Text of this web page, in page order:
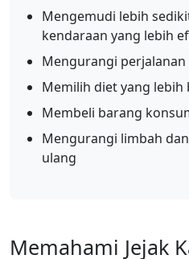
Mengemudi lebih
kendaraan yang lebih
Mengurangi perjalanan
Memilih diet yang lebih
Membeli barang
Mengurangi limbah
ulang
Memahami Jejak